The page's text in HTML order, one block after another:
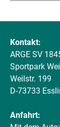
Kontakt:
ARGE SV
Sportpark
Weilstr. 199
D-73733
Anfahrt: